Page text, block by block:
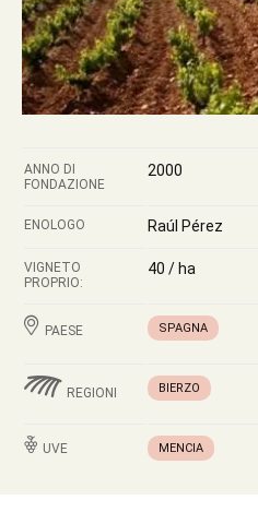
ANNO DI
FONDAZIONE
2000
ENOLOGO Raúl Pérez
VIGNETO
PROPRIO:
40 / ha
PAESE SPAGNA
REGIONI BIERZO
UVE MENCIA